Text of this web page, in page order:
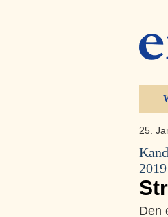
25.
2019
Den